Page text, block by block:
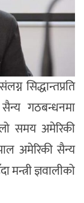
सिद्धान्तप्रति
गठबन्धनमा
समय अमेरिकी
अमेरिकी सैन्य
ज्ञवालीको